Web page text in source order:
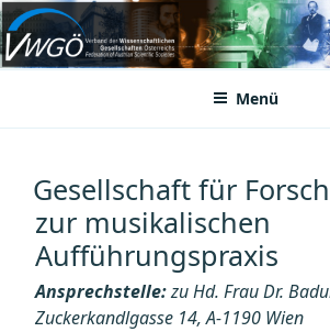
Zum
Inhalt
springenVWGÖ
Federation of Austrian Scientific Societies
Menü
Gesellschaft für
zur musikalischen
Aufführungspraxis
Ansprechstelle:zu Hd. Frau Dr.
Zuckerkandlgasse 14, A-1190 Wien